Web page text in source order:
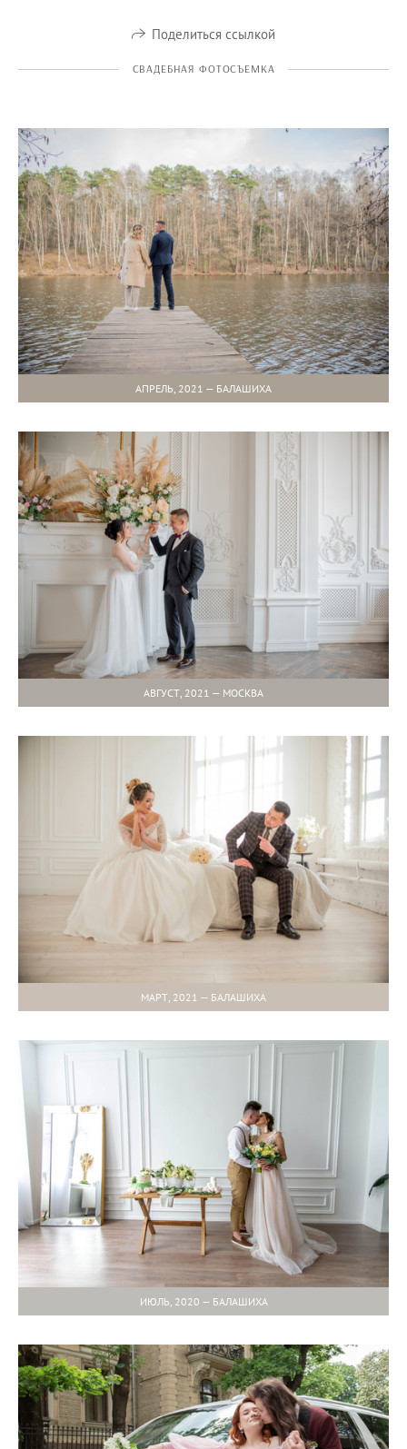
Поделиться ссылкой
СВАДЕБНАЯ ФОТОСЪЕМКА
АПРЕЛЬ, 2021 — БАЛАШИХА
АВГУСТ, 2021 — МОСКВА
МАРТ, 2021 — БАЛАШИХА
ИЮЛЬ, 2020 — БАЛАШИХА